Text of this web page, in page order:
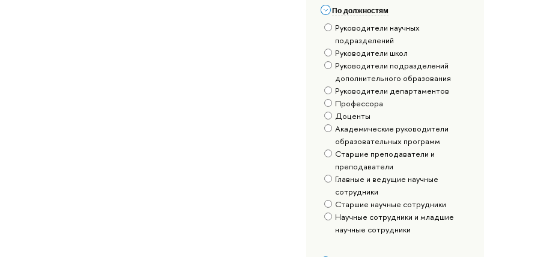
По должностям
Руководители научных
подразделений
Руководители школ
Руководители подразделений
дополнительного образования
Руководители департаментов
Профессора
Доценты
Академические руководители
образовательных программ
Старшие преподаватели и
преподаватели
Главные и ведущие научные
сотрудники
Старшие научные сотрудники
Научные сотрудники и младшие
научные сотрудники